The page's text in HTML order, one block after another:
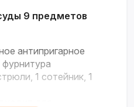
9 предметов
антипригарное
1 сотейник, 1